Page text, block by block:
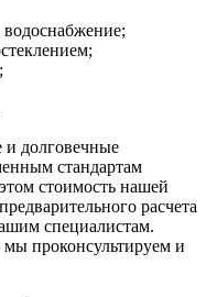
и долговечные
стандартам
стоимость нашей
расчета
специалистам.
проконсультируем и